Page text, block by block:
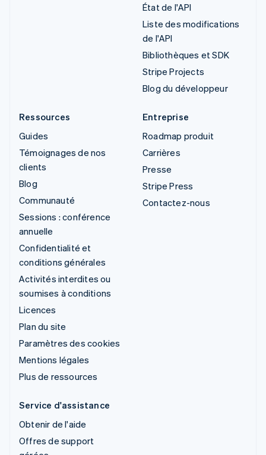
État de l'API
Liste des modifications
de l'API
Bibliothèques et SDK
Stripe Projects
Blog du développeur
Ressources
Guides
Témoignages de nos
clients
Blog
Communauté
Sessions : conférence
annuelle
Confidentialité et
conditions générales
Activités interdites ou
soumises à conditions
Licences
Plan du site
Paramètres des cookies
Mentions légales
Plus de ressources
Entreprise
Roadmap produit
Carrières
Presse
Stripe Press
Contactez-nous
Service d'assistance
Obtenir de l'aide
Offres de support